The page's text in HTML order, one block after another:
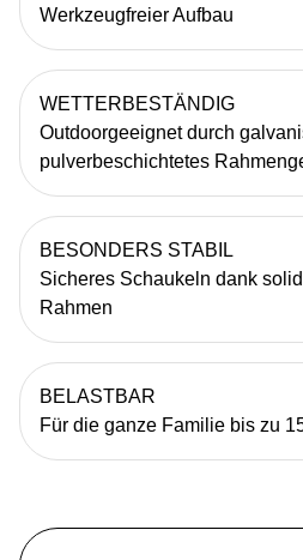
Werkzeugfreier Aufbau
WETTERBESTÄNDIG
Outdoorgeeignet durch
pulverbeschichtetes
BESONDERS STABIL
Sicheres Schaukeln dank
Rahmen
BELASTBAR
Für die ganze Familie bis zu